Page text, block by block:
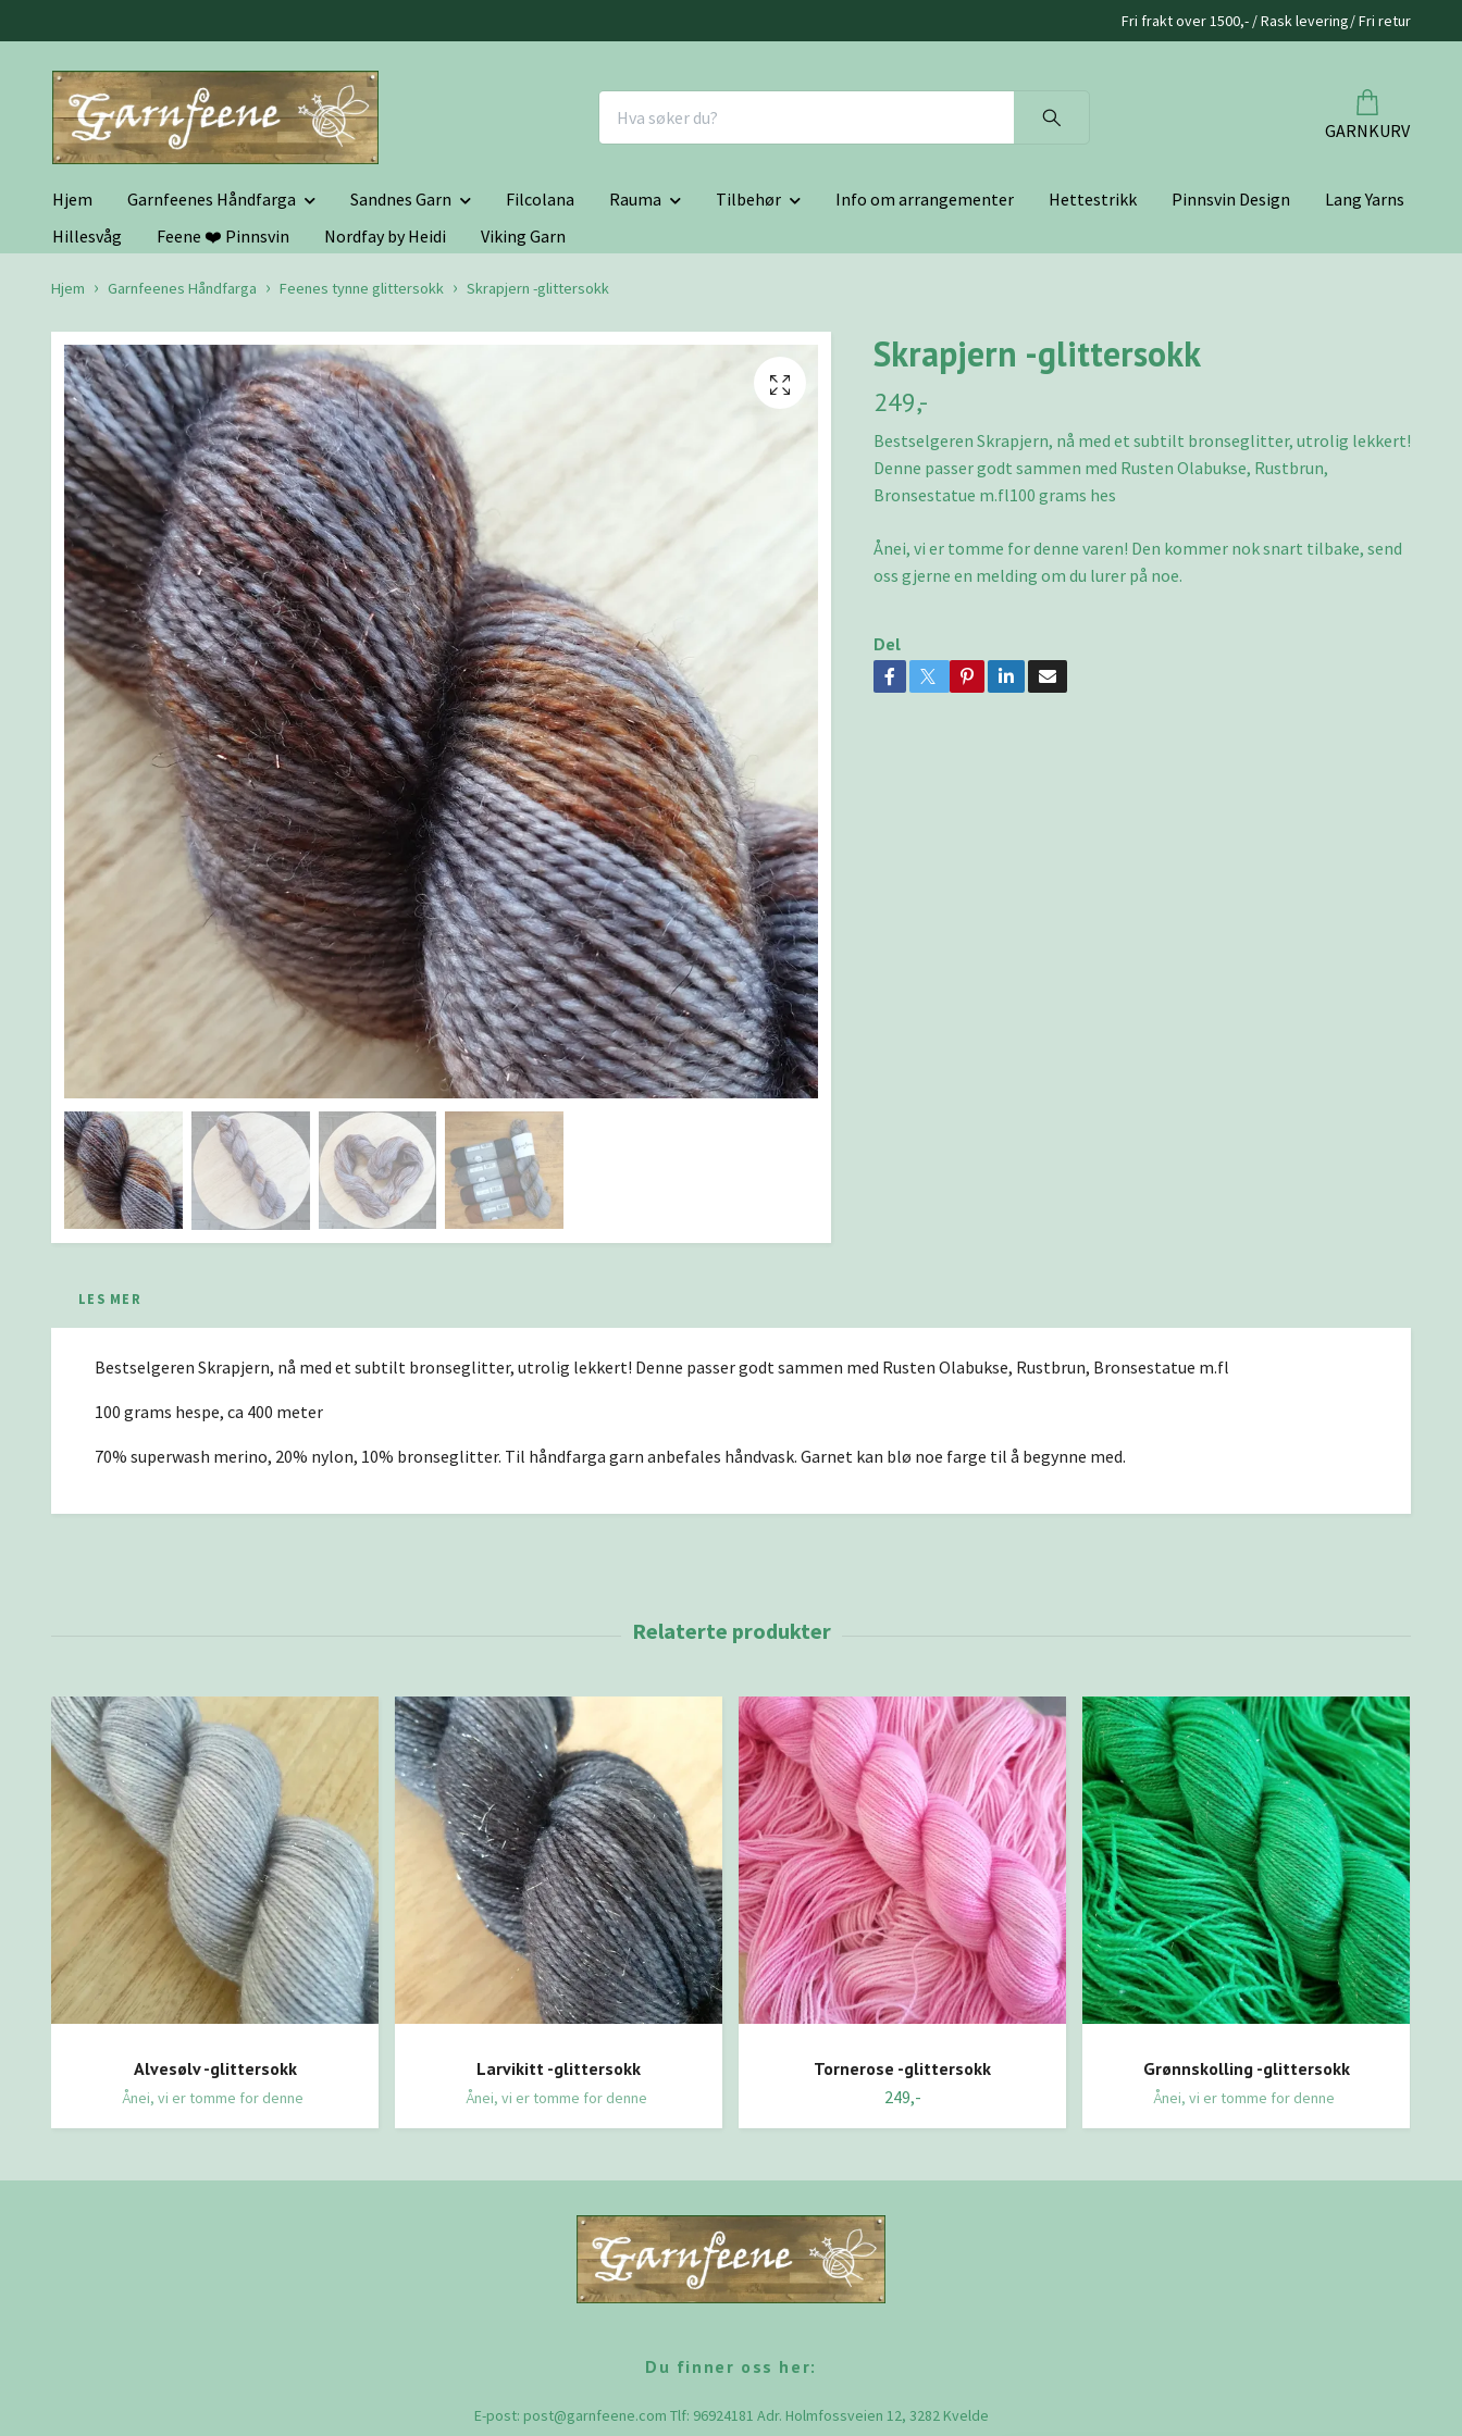
Fri frakt over 1500,- / Rask levering/ Fri retur
GARNKURV
Hjem Garnfeenes Håndfarga Sandnes Garn Filcolana Rauma Tilbehør Info om arrangementer Hettestrikk Pinnsvin Design
Lang Yarns
Hillesvåg
Feene ❤️ Pinnsvin Nordfay by Heidi Viking Garn
Hjem Garnfeenes Håndfarga Feenes tynne glittersokk Skrapjern -glittersokk
Skrapjern -glittersokk
249,-
Bestselgeren Skrapjern, nå med et subtilt bronseglitter, utrolig lekkert!
Denne passer godt sammen med Rusten Olabukse, Rustbrun,
Bronsestatue m.fl100 grams hes
Ånei, vi er tomme for denne varen! Den kommer nok snart tilbake, send
oss gjerne en melding om du lurer på noe.
Del
LES MER
Bestselgeren Skrapjern, nå med et subtilt bronseglitter, utrolig lekkert! Denne passer godt sammen med Rusten Olabukse, Rustbrun, Bronsestatue m.fl
100 grams hespe, ca 400 meter
70% superwash merino, 20% nylon, 10% bronseglitter. Til håndfarga garn anbefales håndvask. Garnet kan blø noe farge til å begynne med.
Alvesølv -glittersokk
Ånei, vi er tomme for denne
Larvikitt -glittersokk
Ånei, vi er tomme for denne
Tornerose -glittersokk
249,-
Grønnskolling -glittersokk
Ånei, vi er tomme for denne
Du finner oss her:
E-post: post@garnfeene.com Tlf: 96924181 Adr. Holmfossveien 12, 3282 Kvelde